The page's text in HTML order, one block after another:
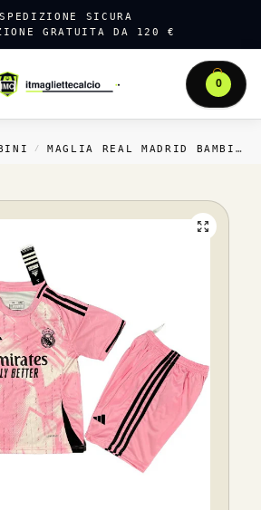
SPEDIZIONE SICURA
GRATUITA DA 120 €
0
/ MAGLIA REAL MADRID BAMBINI